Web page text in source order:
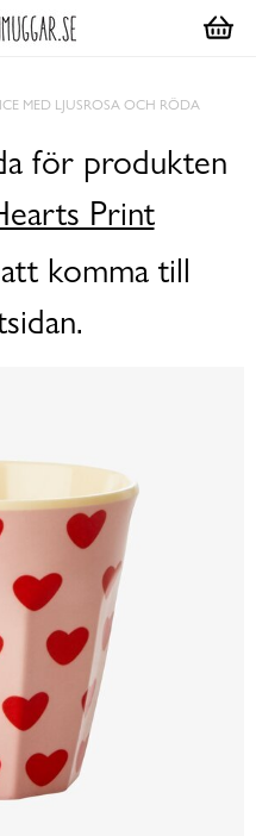
MED LJUSROSA OCH RÖDA
för produkten
Print
komma till